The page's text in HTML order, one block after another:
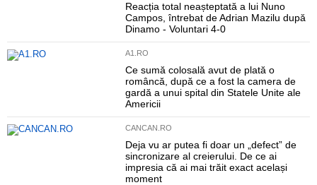
Reacția total neașteptată a lui Nuno
Campos, întrebat de Adrian Mazilu după
Dinamo - Voluntari 4-0
A1.RO
Ce sumă colosală avut de plată o
româncă, după ce a fost la camera de
gardă a unui spital din Statele Unite ale
Americii
CANCAN.RO
Deja vu ar putea fi doar un „defect” de
sincronizare al creierului. De ce ai
impresia că ai mai trăit exact același
moment